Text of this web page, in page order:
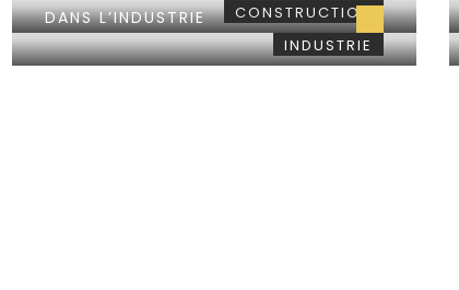
CONSTRUCTION
DANS L’INDUSTRIE
INDUSTRIE